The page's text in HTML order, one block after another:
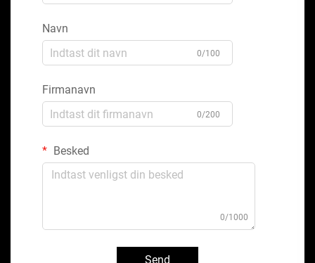
Navn
0/100
Firmanavn
0/200
Besked
0/1000
Send